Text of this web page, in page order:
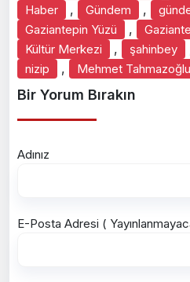
Haber , Gündem ,
Gaziantepin Yüzü ,
Kültür Merkezi , şahinbey
nizip , Mehmet Tahmazoğlu
Bir Yorum Bırakın
Adınız
E-Posta Adresi (